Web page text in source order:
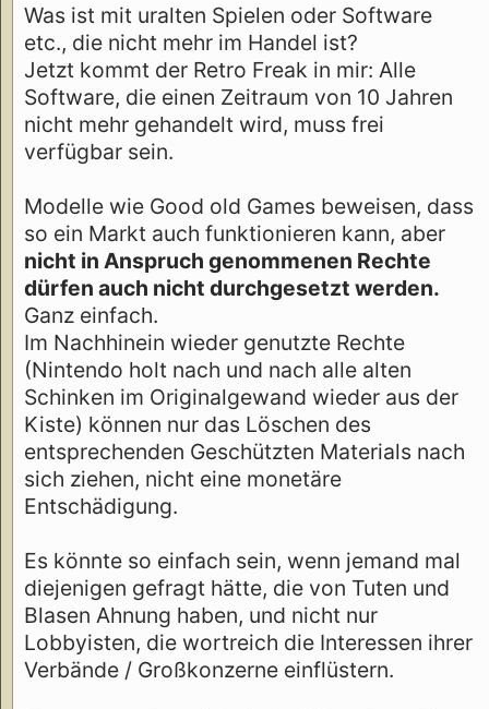
Was ist mit uralten Spielen oder Software
etc., die nicht mehr im Handel ist?
Jetzt kommt der Retro Freak in mir: Alle
Software, die einen Zeitraum von 10 Jahren
nicht mehr gehandelt wird, muss frei
verfügbar sein.
Modelle wie Good old Games beweisen, dass
so ein Markt auch funktionieren kann, aber
nicht in Anspruch genommenen Rechte
dürfen auch nicht durchgesetzt werden.
Ganz einfach.
Im Nachhinein wieder genutzte Rechte
(Nintendo holt nach und nach alle alten
Schinken im Originalgewand wieder aus der
Kiste) können nur das Löschen des
entsprechenden Geschützten Materials nach
sich ziehen, nicht eine monetäre
Entschädigung.
Es könnte so einfach sein, wenn jemand mal
diejenigen gefragt hätte, die von Tuten und
Blasen Ahnung haben, und nicht nur
Lobbyisten, die wortreich die Interessen ihrer
Verbände / Großkonzerne einflüstern.